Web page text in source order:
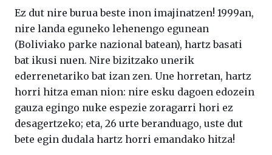
Ez dut nire burua beste inon imajinatzen! 1999an,
nire landa eguneko lehenengo egunean
(Boliviako parke nazional batean), hartz basati
bat ikusi nuen. Nire bizitzako unerik
ederrenetariko bat izan zen. Une horretan, hartz
horri hitza eman nion: nire esku dagoen edozein
gauza egingo nuke espezie zoragarri hori ez
desagertzeko; eta, 26 urte beranduago, uste dut
bete egin dudala hartz horri emandako hitza!